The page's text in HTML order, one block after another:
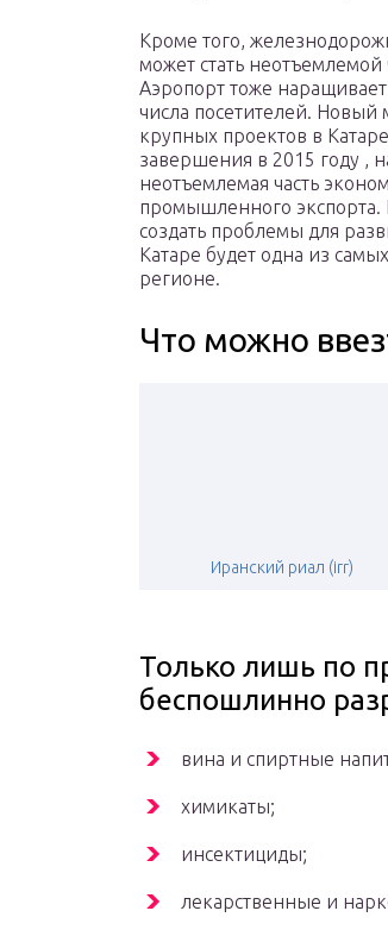
Кроме того,
может стать неотъемлемой
Аэропорт тоже наращивает
числа посетителей.
крупных проектов в
завершения в 2015 году ,
неотъемлемая часть
промышленного
создать проблемы для
Катаре будет одна из
регионе.
Что можно
Иранский риал (irr)
Только лишь по
беспошлинно
вина и спиртные
химикаты;
инсектициды;
лекарственные и